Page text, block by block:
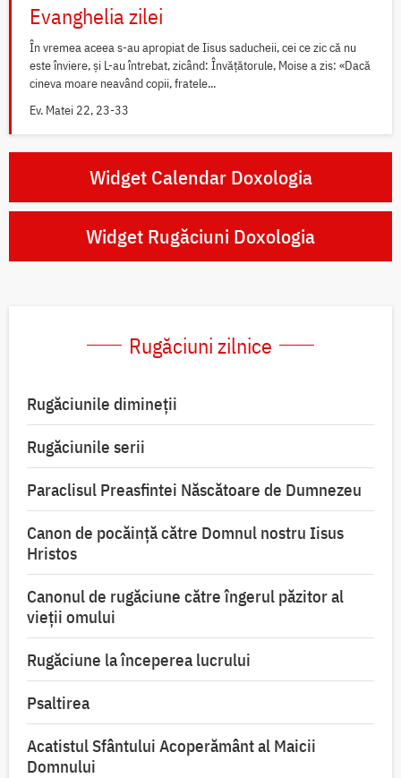
Evanghelia zilei
În vremea aceea s-au apropiat de Iisus saducheii, cei ce zic că nu
este înviere, și L-au întrebat, zicând: Învățătorule, Moise a zis: «Dacă
cineva moare neavând copii, fratele...
Ev. Matei 22, 23-33
Widget Calendar Doxologia
Widget Rugăciuni Doxologia
Rugăciuni zilnice
Rugăciunile dimineții
Rugăciunile serii
Paraclisul Preasfintei Născătoare de Dumnezeu
Canon de pocăință către Domnul nostru Iisus
Hristos
Canonul de rugăciune către îngerul păzitor al
vieții omului
Rugăciune la începerea lucrului
Psaltirea
Acatistul Sfântului Acoperământ al Maicii
Domnului